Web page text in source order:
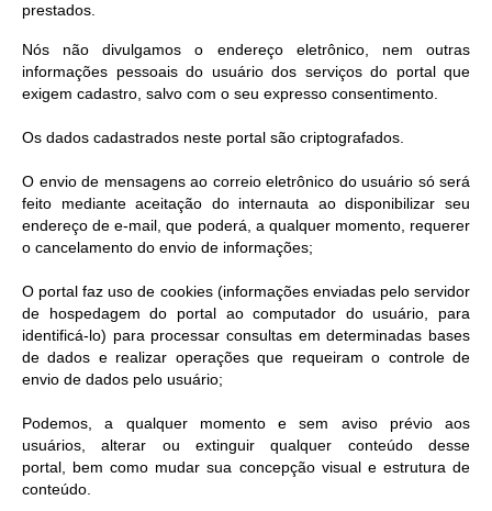
prestados.
Nós não divulgamos o endereço eletrônico, nem outras
informações pessoais do usuário dos serviços do portal que
exigem cadastro, salvo com o seu expresso consentimento.
Os dados cadastrados neste portal são criptografados.
O envio de mensagens ao correio eletrônico do usuário só será
feito mediante aceitação do internauta ao disponibilizar seu
endereço de e-mail, que poderá, a qualquer momento, requerer
o cancelamento do envio de informações;
O portal faz uso de cookies (informações enviadas pelo servidor
de hospedagem do portal ao computador do usuário, para
identificá-lo) para processar consultas em determinadas bases
de dados e realizar operações que requeiram o controle de
envio de dados pelo usuário;
Podemos, a qualquer momento e sem aviso prévio aos
usuários, alterar ou extinguir qualquer conteúdo desse
portal, bem como mudar sua concepção visual e estrutura de
conteúdo.